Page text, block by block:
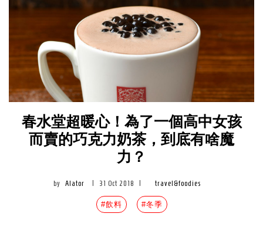
春水堂超暖心！為了一個高中女孩
而賣的巧克力奶茶，到底有啥魔
力？
by Alator 31 Oct 2018 travel&foodies
#飲料 #冬季